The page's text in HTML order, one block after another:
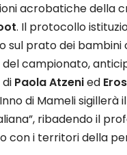
acrobatiche della
. Il protocollo
sul prato dei bambini
campionato,
Paola Atzenied
di Mameli sigillerà
ribadendo il
con i territori della